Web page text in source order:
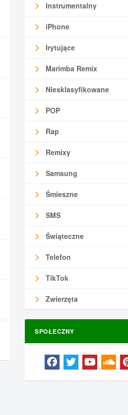
Instrumentalny
iPhone
Irytujące
Marimba Remix
Niesklasyfikowane
POP
Rap
Remixy
Samsung
Śmieszne
SMS
Świąteczne
Telefon
TikTok
Zwierzęta
SPOŁECZNY